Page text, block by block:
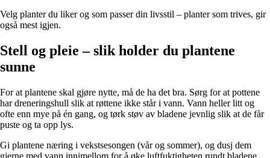
Velg planter du liker og som passer din livsstil – planter som trives, gir
også mest igjen.
Stell og pleie – slik holder du plantene
sunne
For at plantene skal gjøre nytte, må de ha det bra. Sørg for at pottene
har dreneringshull slik at røttene ikke står i vann. Vann heller litt og
ofte enn mye på én gang, og tørk støv av bladene jevnlig slik at de får
puste og ta opp lys.
Gi plantene næring i vekstsesongen (vår og sommer), og dusj dem
gjerne med vann innimellom for å øke luftfuktigheten rundt bladene.